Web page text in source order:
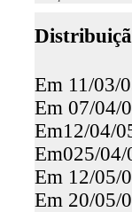
Em 11/03/
Em 07/04/
Em12/04/
Em025/04/
Em 12/05/
Em 20/05/